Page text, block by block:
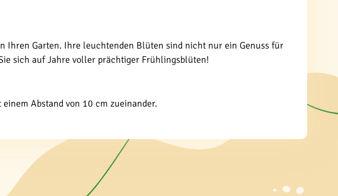
Ihren Garten. Ihre leuchtenden Blüten sind nicht nur ein Genuss für
sich auf Jahre voller prächtiger Frühlingsblüten!
Abstand von 10 cm zueinander.